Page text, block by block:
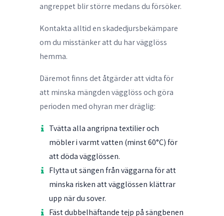
angreppet blir större medans du försöker.
Kontakta alltid en skadedjursbekämpare
om du misstänker att du har vägglöss
hemma.
Däremot finns det åtgärder att vidta för
att minska mängden vägglöss och göra
perioden med ohyran mer dräglig:
Tvätta alla angripna textilier och
möbler i varmt vatten (minst 60°C) för
att döda vägglössen.
Flytta ut sängen från väggarna för att
minska risken att vägglössen klättrar
upp när du sover.
Fäst dubbelhäftande tejp på sängbenen